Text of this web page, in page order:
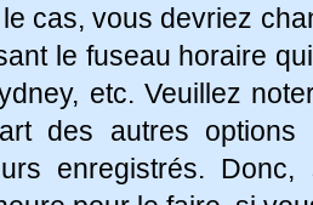
cas, vous devriez
le fuseau horaire
etc. Veuillez
des autres
enregistrés.